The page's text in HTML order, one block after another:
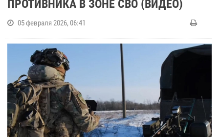
ПРОТИВНИКА В ЗОНЕ СВО (ВИДЕО)
05 февраля 2026, 06:41